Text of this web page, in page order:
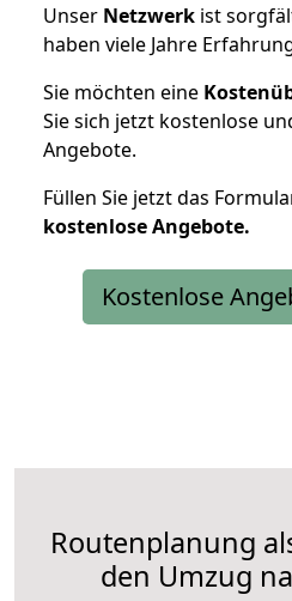
Unser Netzwerk ist
haben viele Jahre
Sie möchten eine
Sie sich jetzt kostenlose
Angebote.
Füllen Sie jetzt das
kostenloseAngebote.
Kostenlose
Routenplanung
den Umzug